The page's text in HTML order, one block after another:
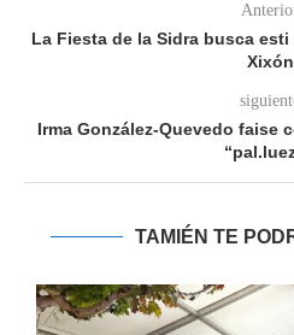
La Fiesta de la Sidra busca esti
Xixón
Irma González-Quevedo faise
TAMIÉN TE